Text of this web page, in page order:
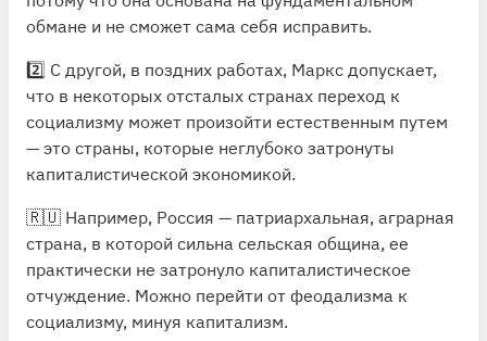
обмане и не сможет сама себя исправить.
2️⃣ С другой, в поздних работах, Маркс допускает,
что в некоторых отсталых странах переход к
социализму может произойти естественным путем
— это страны, которые неглубоко затронуты
капиталистической экономикой.
🇷🇺 Например, Россия — патриархальная, аграрная
страна, в которой сильна сельская община, ее
практически не затронуло капиталистическое
отчуждение. Можно перейти от феодализма к
социализму, минуя капитализм.